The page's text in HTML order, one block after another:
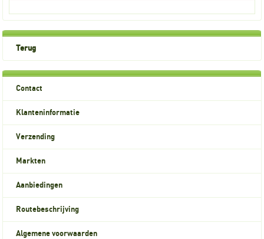
Terug
Contact
Klanteninformatie
Verzending
Markten
Aanbiedingen
Routebeschrijving
Algemene voorwaarden